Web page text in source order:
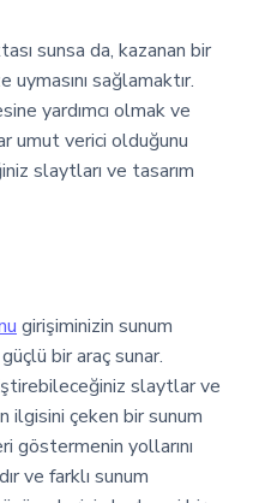
sunsa da, kazanan bir
uymasını sağlamaktır.
yardımcı olmak ve
umut verici olduğunu
slaytları ve tasarım
girişiminizin sunum
bir araç sunar.
slaytlar ve
ilgisini çeken bir sunum
göstermenin yollarını
ve farklı sunum